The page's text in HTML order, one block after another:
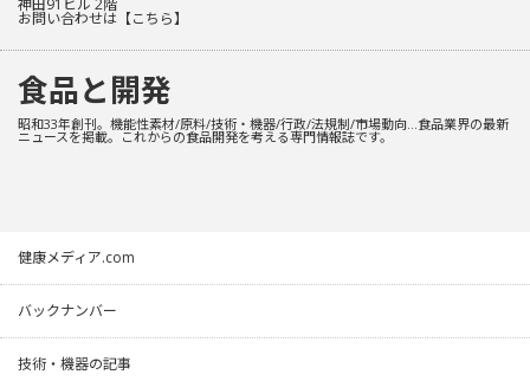
神田91ビル 2階
お問い合わせは 【こちら】
食品と開発
昭和33年創刊。機能性素材/原料/技術・機器/行政/法規制/市場動向…食品業界の最新
ニュースを掲載。これからの食品開発を考える専門情報誌です。
健康メディア.com
バックナンバー
技術・機器の記事